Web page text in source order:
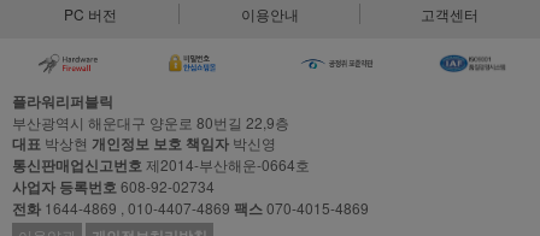
PC 버전 이용안내 고객센터
플라워리퍼블릭
부산광역시 해운대구 양운로 80번길 22,9층
대표 박상현 개인정보 보호 책임자 박신영
통신판매업신고번호제2014-부산해운-0664호
사업자 등록번호608-92-02734
전화 1644-4869 , 010-4407-4869 팩스070-4015-4869